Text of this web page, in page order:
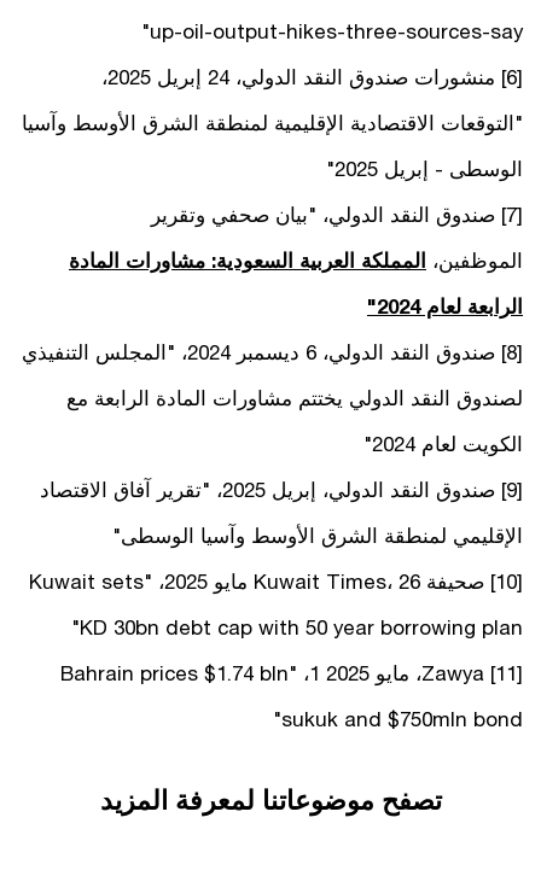
up-oil-output-hikes-three-sources-say"
[6] منشورات صندوق النقد الدولي، 24 إبريل 2025،
"التوقعات الاقتصادية الإقليمية لمنطقة الشرق الأوسط وآسيا
الوسطى - إبريل 2025"
[7] صندوق النقد الدولي، "بيان صحفي وتقرير
الموظفين، المملكة العربية السعودية: مشاورات المادة
الرابعة لعام 2024"
[8] صندوق النقد الدولي، 6 ديسمبر 2024، "المجلس التنفيذي
لصندوق النقد الدولي يختتم مشاورات المادة الرابعة مع
الكويت لعام 2024"
[9] صندوق النقد الدولي، إبريل 2025، "تقرير آفاق الاقتصاد
الإقليمي لمنطقة الشرق الأوسط وآسيا الوسطى"
[10] صحيفة Kuwait Times، 26 مايو 2025، "Kuwait sets
KD 30bn debt cap with 50 year borrowing plan"
[11] Zawya، مايو 2025 1، "Bahrain prices $1.74 bln
sukuk and $750mln bond"
تصفح موضوعاتنا لمعرفة المزيد